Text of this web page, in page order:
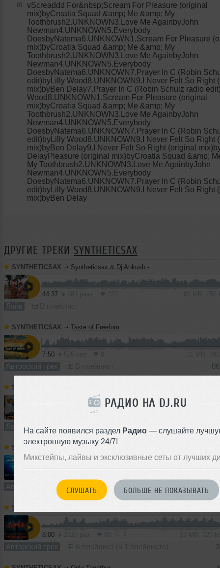
РАДИО НА DJ.RU
На сайте появился раздел Радио — слушайте
электронную музыку 24/7!
Микстейпы, лайвы и эксклюзивные сеты от лучших
СЛУШАТЬ БОЛЬШЕ НЕ ПОКАЗЫВАТЬ
01
vScreaddd For&nbsp;Scream For Pleasure (original
mix)byCroatia Squad &amp; Me &amp; My
Toothbrush2.UNKNOWN3.Love Me AgainbyJohn
Newman4.UNKNOWN5.Everybody
DoesbyNatema6.UNKNOWN1.Scream For Pleasure
mix)byCroatia Squad &amp; Me &amp; My
Toothbrush2.UNKNOWN3.Love Me AgainbyJohn
Newman4.UNKNOWN5.Everybody
DoesbyNatema6.UNKNOWN7.Prayer In C (Robin
edit)byLilly Wood8.UNKNOWN9.I Never Felt So Right
mix)byBen Delay7.Prayer In C (Robin Schulz radio
Wood8.UNKNOWN1.Scream For Pleasure (original
mix)byCroatia Squad &amp; Me &amp; My
Toothbrush2.UNKNOWN3.Love Me AgainbyJohn
Newman4.UNKNOWN5.Everybody
DoesbyNatema6.UNKNOWN7.Prayer In C (Robin
edit)byLilly Wood8.UNKNOWN9.I Never Felt So Right
mix)byBen Delay9.I Never Felt So Right (original
DelayPleasure (original mix)byCroatia Squad &amp;
My Toothbrush2.UNKNOWN3.Love Me AgainbyJohn
Newman4.UNKNOWN5.Everybody
DoesbyNatema6.UNKNOWN7.Prayer In C (Robin
edit)byLilly Wood8.UNKNOWN9.I Never Felt So Right
mix)byBen Delay
ДРУГИЕ ТРЕКИ SYNTHETICSAX
SYNTHETICSAX ➝ Syntheticsax & Dj Ankush - Live saxophone mix from Bastian Riviera (GOA 2026)
44:37
Лайв
SYNTHETICSAX ➝ Taste of Freefom
7:50
Авторский трек
SYNTHETICSAX
1312 раз
Лайв В плейлист
SYNTHETICSAX Slava Gold & Syntheticsax - Memoirs
Авторский трек В плейлист (в 1 плейлисте)
SYNTHETICSAX
8:00
Авторский трек